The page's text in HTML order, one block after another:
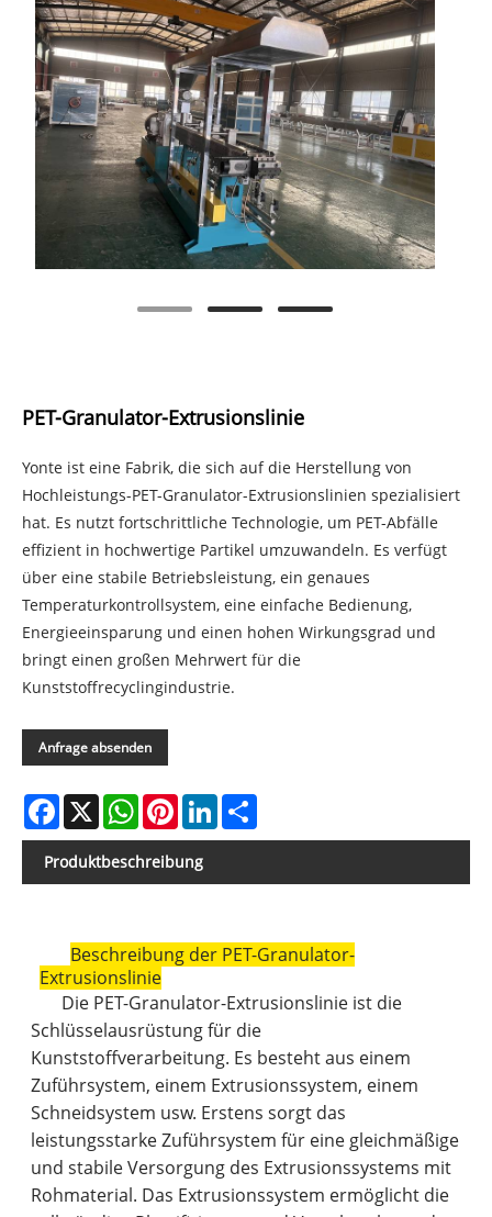
PET-Granulator-Extrusionslinie
Yonte ist eine Fabrik, die sich auf die Herstellung von
Hochleistungs-PET-Granulator-Extrusionslinien spezialisiert
hat. Es nutzt fortschrittliche Technologie, um PET-Abfälle
effizient in hochwertige Partikel umzuwandeln. Es verfügt
über eine stabile Betriebsleistung, ein genaues
Temperaturkontrollsystem, eine einfache Bedienung,
Energieeinsparung und einen hohen Wirkungsgrad und
bringt einen großen Mehrwert für die
Kunststoffrecyclingindustrie.
Anfrage absenden
Facebook
X WhatsAppPinterestLinkedIn
Produktbeschreibung
Beschreibung der PET-Granulator-
Extrusionslinie
Die PET-Granulator-Extrusionslinie ist die
Schlüsselausrüstung für die
Kunststoffverarbeitung. Es besteht aus einem
Zuführsystem, einem Extrusionssystem, einem
Schneidsystem usw. Erstens sorgt das
leistungsstarke Zuführsystem für eine gleichmäßige
und stabile Versorgung des Extrusionssystems mit
Rohmaterial. Das Extrusionssystem ermöglicht die